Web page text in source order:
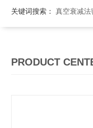
关键词搜索： 真空衰减法
PRODUCT